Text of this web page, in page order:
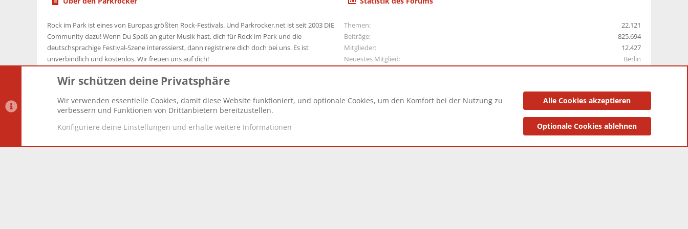
Rock im Park ist eines von Europas größten Rock-Festivals. Und Parkrocker.net ist seit 2003 DIE
Community dazu! Wenn Du Spaß an guter Musik hast, dich für Rock im Park und die
deutschsprachige Festival-Szene interessierst, dann registriere dich doch bei uns. Es ist
unverbindlich und kostenlos. Wir freuen uns auf dich!
Themen
22.121
Beiträge
825.694
Mitglieder
12.427
Neuestes Mitglied
Berlin
Datenschutz-Einstellungen PR Light Deutsch [Du] Datenschutzerklärung Impressum
Wir schützen deine Privatsphäre
Wir verwenden essentielle Cookies, damit diese Website funktioniert, und optionale Cookies, um den Komfort bei der Nutzung zu
verbessern und Funktionen von Drittanbietern bereitzustellen.
Konfiguriere deine Einstellungen und erhalte weitere Informationen
Alle Cookies akzeptieren
Optionale Cookies ablehnen